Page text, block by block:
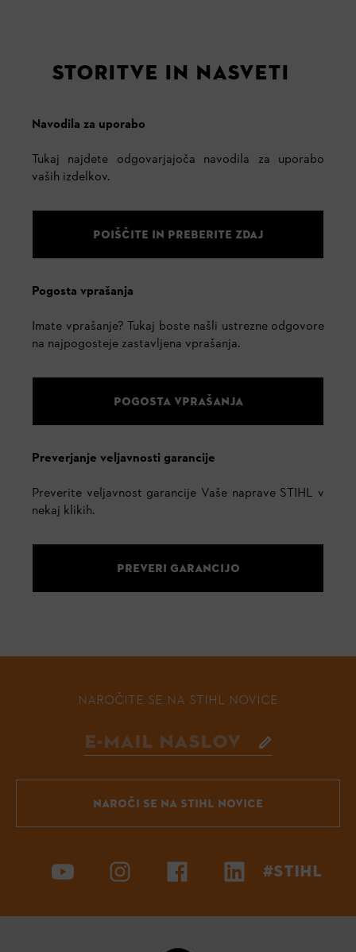
STORITVE IN NASVETI
Navodila za uporabo
Tukaj najdete odgovarjajoča navodila za uporabo
vaših izdelkov.
POIŠČITE IN PREBERITE ZDAJ
Pogosta vprašanja
Imate vprašanje? Tukaj boste našli ustrezne odgovore
na najpogosteje zastavljena vprašanja.
POGOSTA VPRAŠANJA
Preverjanje veljavnosti garancije
Preverite veljavnost garancije Vaše naprave STIHL v
nekaj klikih.
PREVERI GARANCIJO
NAROČITE SE NA STIHL NOVICE
NAROČI SE NA STIHL NOVICE
#STIHL